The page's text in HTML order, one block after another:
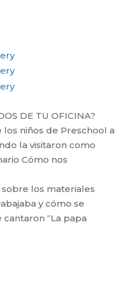
DE TU OFICINA?
niños de Preschool a
la visitaron como
Cómo nos
los materiales
y cómo se
“La papa